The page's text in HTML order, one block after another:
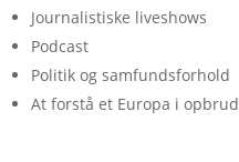
Journalistiske liveshows
Podcast
Politik og samfundsforhold
At forstå et Europa i opbrud